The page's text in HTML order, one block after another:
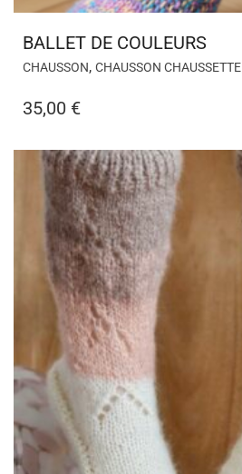
BALLET DE COULEURS
CHAUSSON, CHAUSSON CHAUSSETTE
35,00 €